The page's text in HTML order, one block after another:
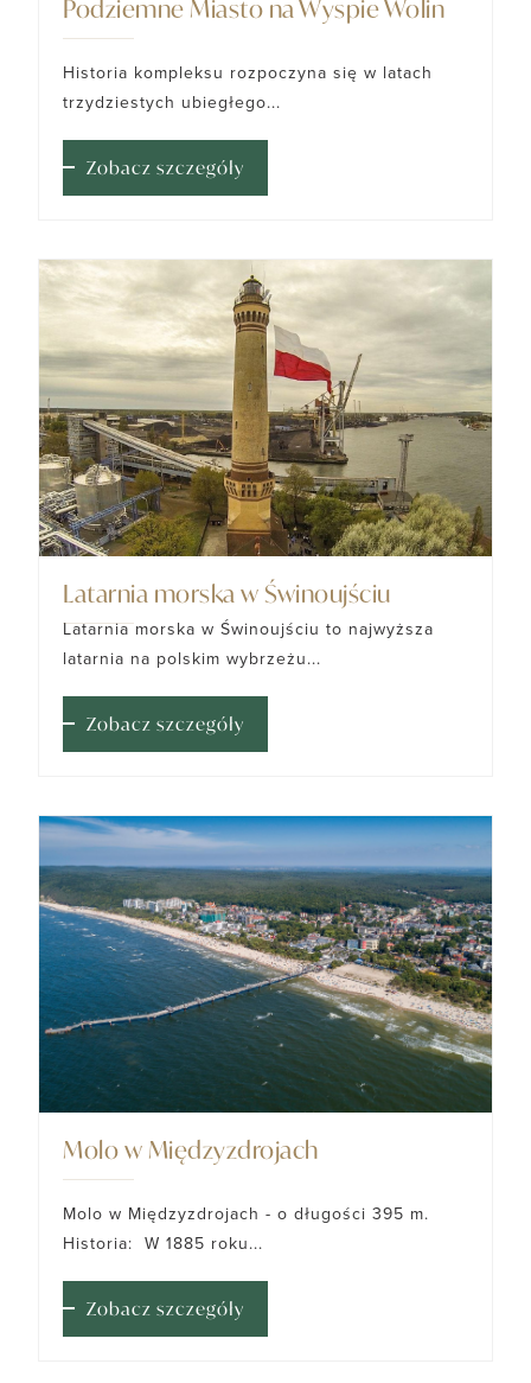
Podziemne Miasto na Wyspie Wolin
Historia kompleksu rozpoczyna się w latach
trzydziestych ubiegłego...
Zobacz szczegóły
Latarnia morska w Świnoujściu
Latarnia morska w Świnoujściu to najwyższa
latarnia na polskim wybrzeżu...
Zobacz szczegóły
Molo w Międzyzdrojach
Molo w Międzyzdrojach - o długości 395 m.
Historia: W 1885 roku...
Zobacz szczegóły